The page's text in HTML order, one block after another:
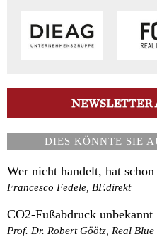
DIES KÖNNTE SIE
Wer nicht handelt, hat
Francesco Fedele, BF.direkt
CO2-Fußabdruck unbekannt
Prof. Dr. Robert Göötz, Real Blue